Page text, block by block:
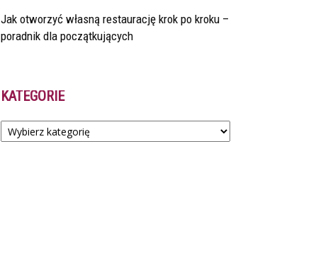
Jak otworzyć własną restaurację krok po kroku –
poradnik dla początkujących
KATEGORIE
Kategorie